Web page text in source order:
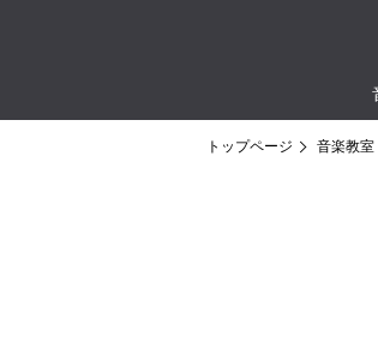
トップページ 音楽教室